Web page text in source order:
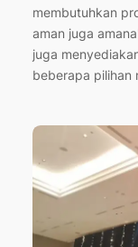
membutuhkan
aman juga
juga
beberapa